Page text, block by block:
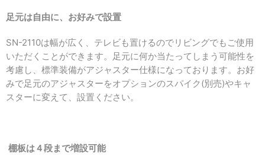
足元は自由に、お好みで設置
SN-2110は幅が広く、テレビも置けるのでリビングでもご使用
いただくことができます。足元に何か当たってしまう可能性を
考慮し、標準装備がアジャスター仕様になっております。お好
みで足元のアジャスターをオプションのスパイク(別売)やキャ
スターに変えて、設置ください。
棚板は４段まで増設可能